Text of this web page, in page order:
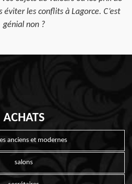
éviter les conflits à Lagorce. C’est
génial non ?
ACHATS
anciens et modernes
salons